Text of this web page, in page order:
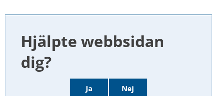
Hjälpte webbsidan
dig?
Ja Nej